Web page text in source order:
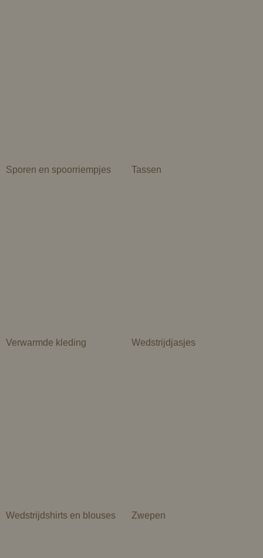
Sporen en spoorriempjes Tassen
Verwarmde kleding Wedstrijdjasjes
Wedstrijdshirts en blouses Zwepen